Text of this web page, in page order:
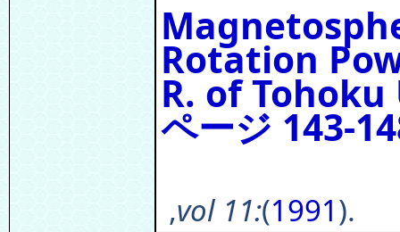
Rotation
R. of
ページ 143-
,vol 11:(1991).